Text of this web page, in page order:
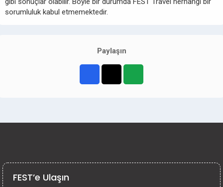
sorumluluk kabul etmemektedir.
Paylaşın
FEST’e Ulaşın